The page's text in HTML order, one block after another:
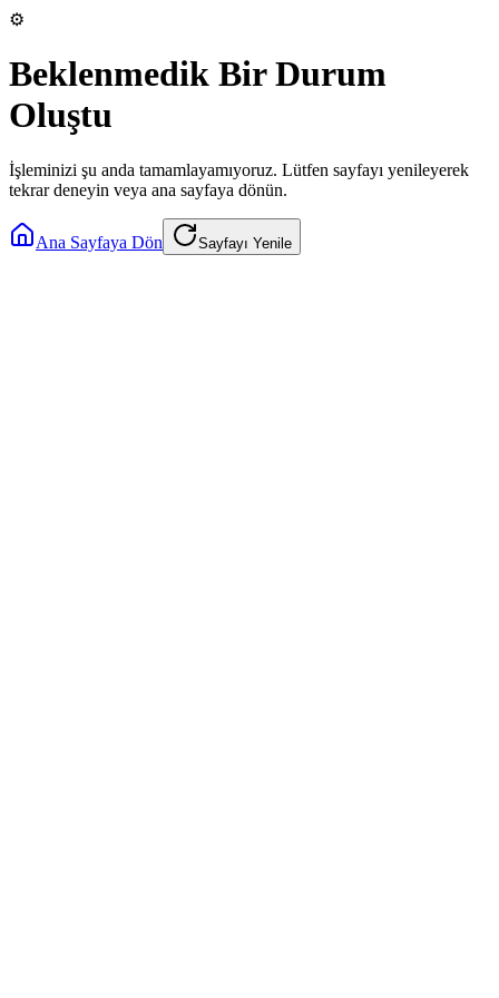
⚙️
Beklenmedik Bir Durum
Oluştu
İşleminizi şu anda tamamlayamıyoruz. Lütfen sayfayı yenileyerek
tekrar deneyin veya ana sayfaya dönün.
Ana Sayfaya Dön Sayfayı Yenile